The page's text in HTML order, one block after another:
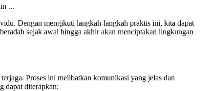
Dengan mengikuti langkah-langkah praktis ini, kita dapat
sejak awal hingga akhir akan menciptakan lingkungan
Proses ini melibatkan komunikasi yang jelas dan
dapat diterapkan: